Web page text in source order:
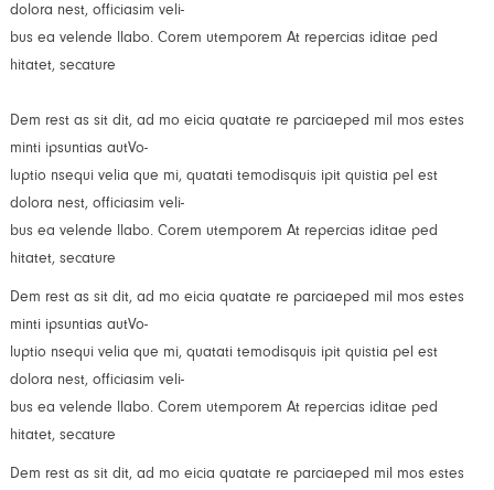
dolora nest, officiasim veli-
bus ea velende llabo. Corem utemporem At repercias iditae ped
hitatet, secature
Dem rest as sit dit, ad mo eicia quatate re parciaeped mil mos estes
minti ipsuntias autVo-
luptio nsequi velia que mi, quatati temodisquis ipit quistia pel est
dolora nest, officiasim veli-
bus ea velende llabo. Corem utemporem At repercias iditae ped
hitatet, secature
Dem rest as sit dit, ad mo eicia quatate re parciaeped mil mos estes
minti ipsuntias autVo-
luptio nsequi velia que mi, quatati temodisquis ipit quistia pel est
dolora nest, officiasim veli-
bus ea velende llabo. Corem utemporem At repercias iditae ped
hitatet, secature
Dem rest as sit dit, ad mo eicia quatate re parciaeped mil mos estes